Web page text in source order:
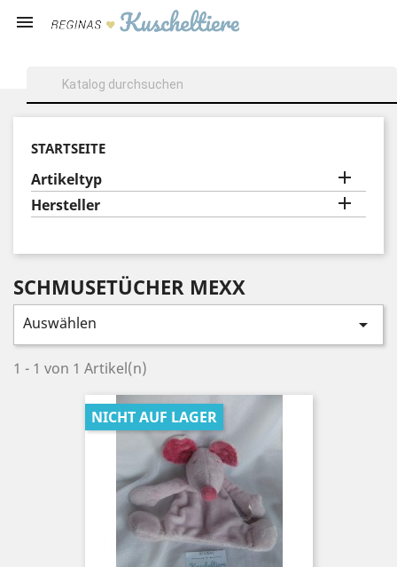

STARTSEITE
Artikeltyp 
Hersteller 
SCHMUSETÜCHER MEXX
Auswählen 
1 - 1 von 1 Artikel(n)
NICHT AUF LAGER